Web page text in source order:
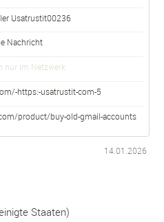
Usatrustit00236
Nachricht
nur im Netzwerk
https:-usatrustit-com-5
product/buy-old-gmail-accounts
14.01.2026
Staaten)